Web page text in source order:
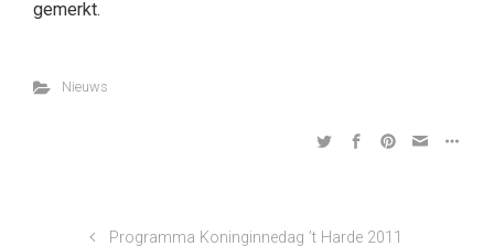
gemerkt.
Nieuws
Programma Koninginnedag ’t Harde 2011